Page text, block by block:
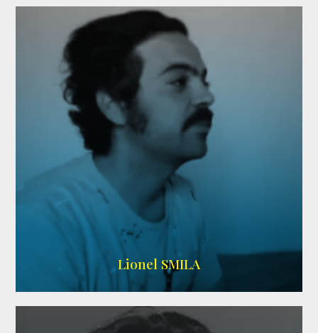
Lionel SMILA